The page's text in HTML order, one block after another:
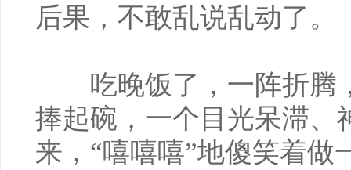
后果，不敢乱说乱动了。
吃晚饭了，一阵折腾
捧起碗，一个目光呆滞、
来，“嘻嘻嘻”地傻笑着做